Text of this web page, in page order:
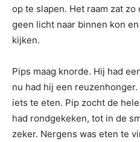
op te slapen. Het raam zat
geen licht naar binnen kon
kijken.
Pips maag knorde. Hij had
nu had hij een reuzenhonger.
iets te eten. Pip zocht de
had rondgekeken, tot in de
zeker. Nergens was eten te